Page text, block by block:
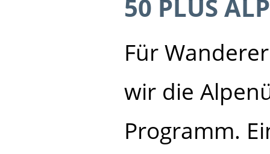
50 PLUS
Für
wir die
Programm.